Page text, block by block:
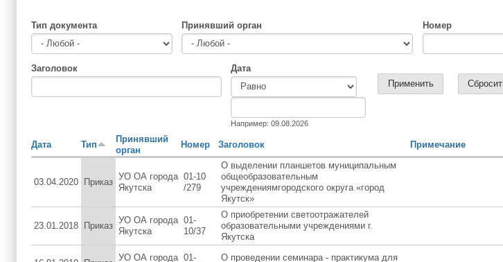
Тип документа Принявший орган Номер
Заголовок Дата
Например: 09.08.2026
Дата Тип
Принявший
орган
Номер Заголовок Примечание
03.04.2020 Приказ
УО ОА города
Якутска
01-10
/279
О выделении планшетов муниципальным
общеобразовательным
учреждениямгородского округа «город
Якутск»
23.01.2018 Приказ
УО ОА города
Якутска
01-
10/37
О приобретении светоотражателей
образовательными учреждениями г.
Якутска
УО ОА города 01-
О проведении семинара - практикума для